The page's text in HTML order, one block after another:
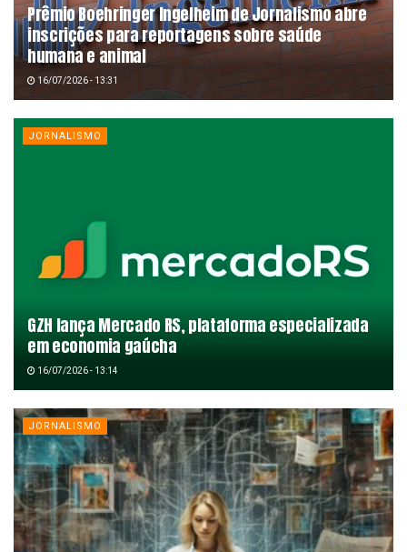
Prêmio Boehringer Ingelheim de Jornalismo abre
inscrições para reportagens sobre saúde
humana e animal
16/07/2026 - 13:31
JORNALISMO
GZH lança Mercado RS, plataforma especializada
em economia gaúcha
16/07/2026 - 13:14
JORNALISMO